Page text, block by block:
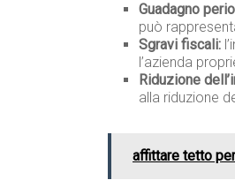
Guadagno
può
Sgravi fiscali:
l’azienda
Riduzione
alla riduzione
affittare tetto